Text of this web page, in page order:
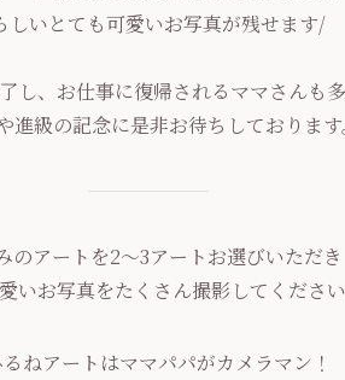
しいとても可愛いお写真が残せます/
し、お仕事に復帰されるママさんも多
進級の記念に是非お待ちしております
のアートを2～3アートお選びいただき
いお写真をたくさん撮影してくださ
ねアートはママパパがカメラマン！